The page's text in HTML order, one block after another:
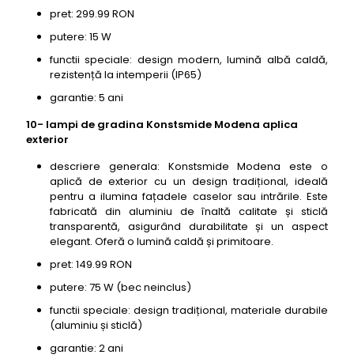
pret: 299.99 RON
putere: 15 W
functii speciale: design modern, lumină albă caldă,
rezistență la intemperii (IP65)
garantie: 5 ani
10- lampi de gradina Konstsmide Modena aplica
exterior
descriere generala: Konstsmide Modena este o
aplică de exterior cu un design tradițional, ideală
pentru a ilumina fațadele caselor sau intrările. Este
fabricată din aluminiu de înaltă calitate și sticlă
transparentă, asigurând durabilitate și un aspect
elegant. Oferă o lumină caldă și primitoare.
pret: 149.99 RON
putere: 75 W (bec neinclus)
functii speciale: design tradițional, materiale durabile
(aluminiu și sticlă)
garantie: 2 ani